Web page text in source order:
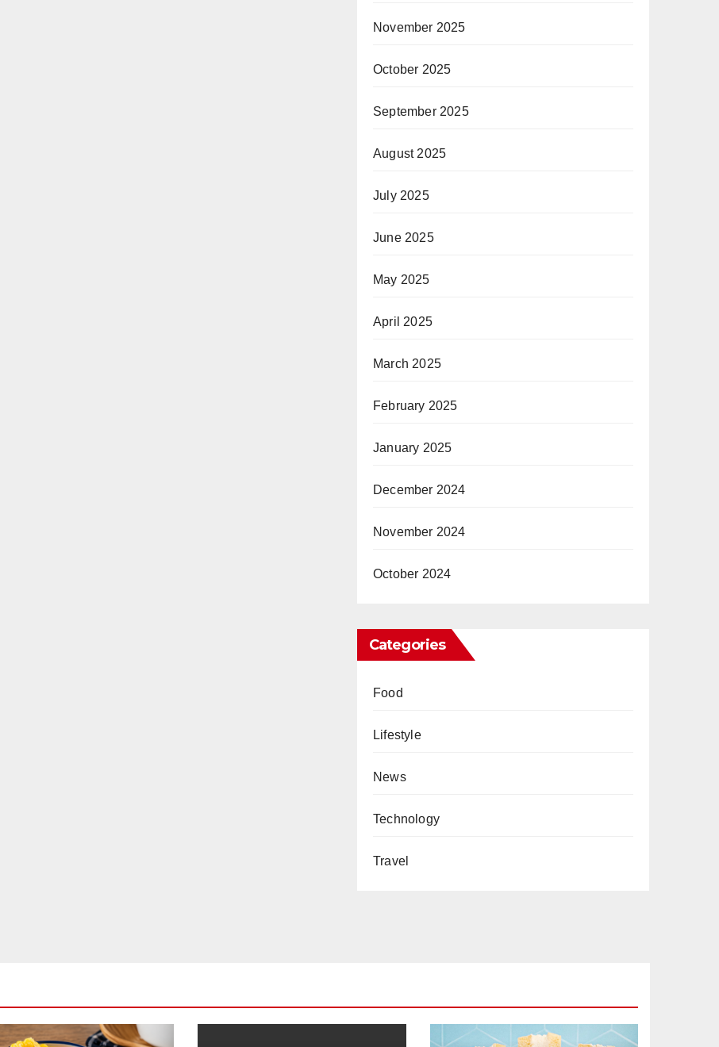
November 2025
October 2025
September 2025
August 2025
July 2025
June 2025
May 2025
April 2025
March 2025
February 2025
January 2025
December 2024
November 2024
October 2024
Categories
Food
Lifestyle
News
Technology
Travel